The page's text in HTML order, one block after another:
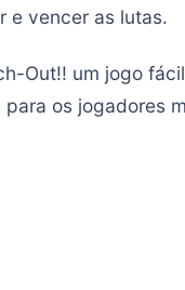
e vencer as lutas.
Out!! um jogo
os jogadores